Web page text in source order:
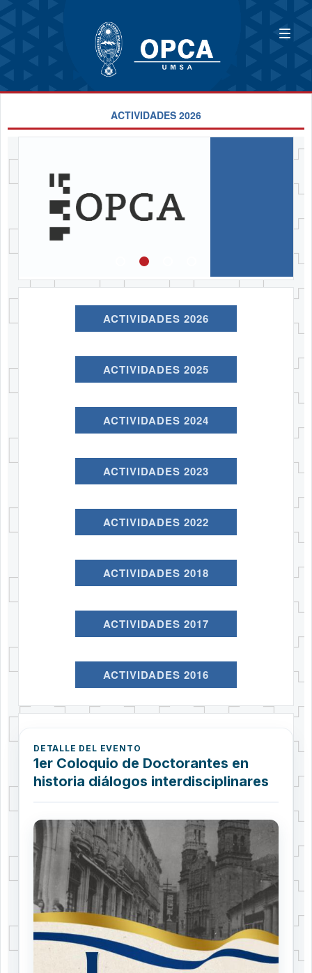
ACTIVIDADES 2026
ACTIVIDADES 2026
ACTIVIDADES 2025
ACTIVIDADES 2024
ACTIVIDADES 2023
ACTIVIDADES 2022
ACTIVIDADES 2018
ACTIVIDADES 2017
ACTIVIDADES 2016
DETALLE DEL EVENTO
1er Coloquio de Doctorantes en
historia diálogos interdisciplinares